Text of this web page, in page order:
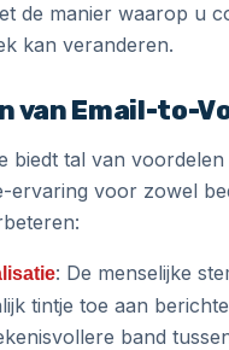
de manier waarop u
kan veranderen.
van Email-to-
biedt tal van voordelen
ervaring voor zowel
: De menselijke
tintje toe aan
band